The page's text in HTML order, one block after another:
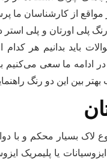
مواقع از کارشناسان ما
پلی اورتان و پلی
باید بدانیم هر
در ادامه ما سعی می‌کنیم
بهتر بین این دو رنگ
لاک بسیار محکم و با
یا پلیمریک